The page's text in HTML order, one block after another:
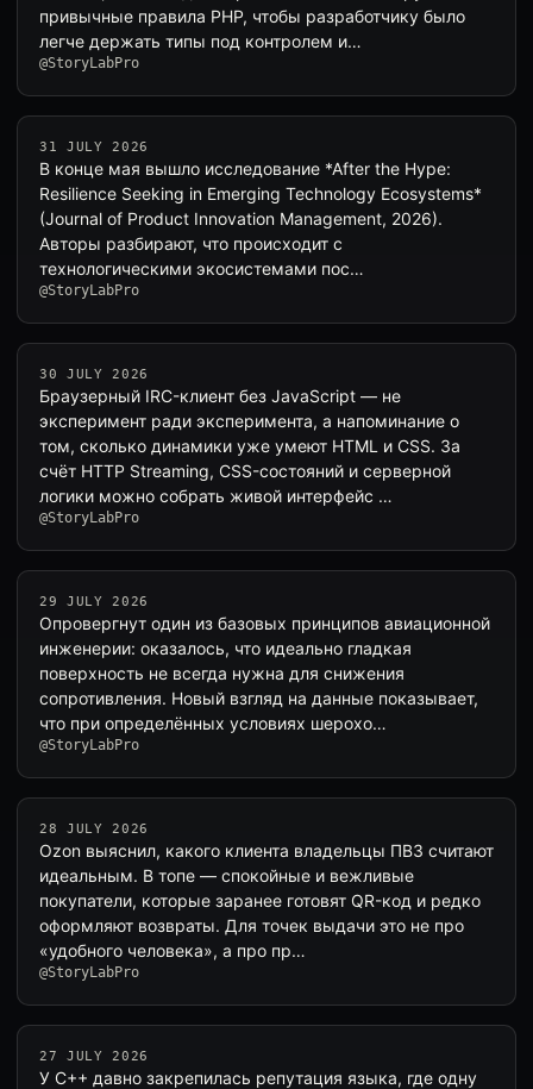
привычные правила PHP, чтобы разработчику было
легче держать типы под контролем и…
@StoryLabPro
31 JULY 2026
В конце мая вышло исследование *After the Hype:
Resilience Seeking in Emerging Technology Ecosystems*
(Journal of Product Innovation Management, 2026).
Авторы разбирают, что происходит с
технологическими экосистемами пос…
@StoryLabPro
30 JULY 2026
Браузерный IRC-клиент без JavaScript — не
эксперимент ради эксперимента, а напоминание о
том, сколько динамики уже умеют HTML и CSS. За
счёт HTTP Streaming, CSS-состояний и серверной
логики можно собрать живой интерфейс …
@StoryLabPro
29 JULY 2026
Опровергнут один из базовых принципов авиационной
инженерии: оказалось, что идеально гладкая
поверхность не всегда нужна для снижения
сопротивления. Новый взгляд на данные показывает,
что при определённых условиях шерохо…
@StoryLabPro
28 JULY 2026
Ozon выяснил, какого клиента владельцы ПВЗ считают
идеальным. В топе — спокойные и вежливые
покупатели, которые заранее готовят QR-код и редко
оформляют возвраты. Для точек выдачи это не про
«удобного человека», а про пр…
@StoryLabPro
27 JULY 2026
У C++ давно закрепилась репутация языка, где одну